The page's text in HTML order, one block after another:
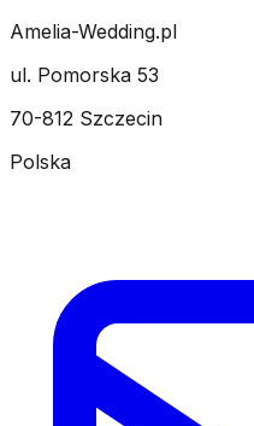
Amelia-Wedding.pl
ul. Pomorska 53
70-812 Szczecin
Polska